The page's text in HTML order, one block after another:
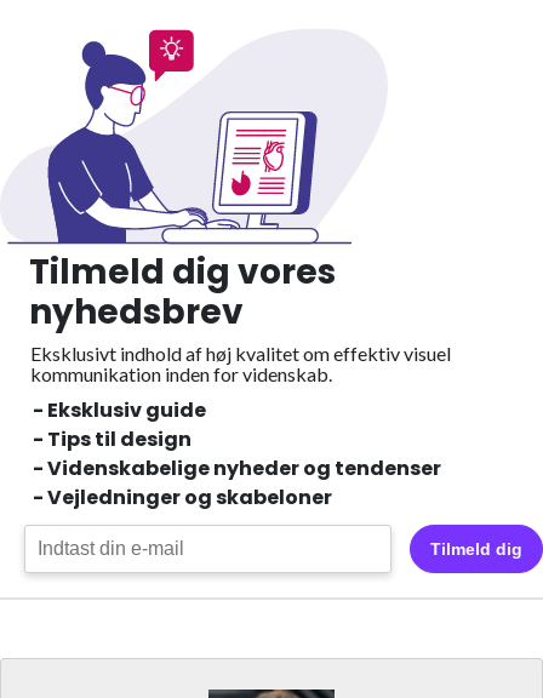
Tilmeld dig vores
nyhedsbrev
Eksklusivt indhold af høj kvalitet om effektiv visuel
kommunikation inden for videnskab.
- Eksklusiv guide
- Tips til design
- Videnskabelige nyheder og tendenser
- Vejledninger og skabeloner
Tilmeld dig